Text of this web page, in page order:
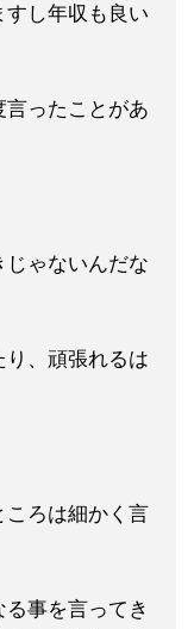
すし年収も良い
ったことがあ
ゃないんだな
、 頑張れるは
ころは細かく言
事を言ってき